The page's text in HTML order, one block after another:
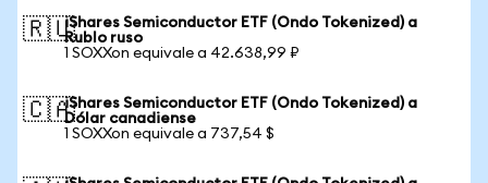
🇷🇺iShares Semiconductor ETF (Ondo Tokenized) a
Rublo ruso
1 SOXXon equivale a 42.638,99 ₽
🇨🇦iShares Semiconductor ETF (Ondo Tokenized) a
Dólar canadiense
1 SOXXon equivale a 737,54 $